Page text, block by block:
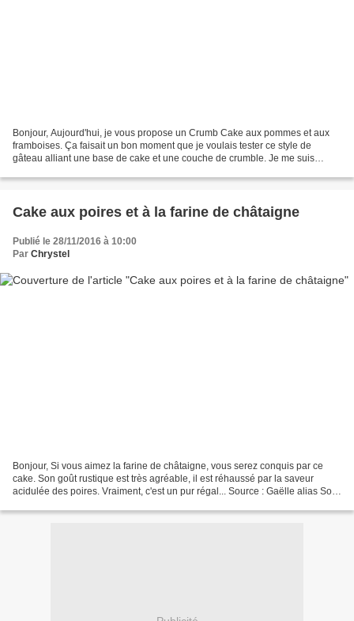
Bonjour, Aujourd'hui, je vous propose un Crumb Cake aux pommes et aux
framboises. Ça faisait un bon moment que je voulais tester ce style de
gâteau alliant une base de cake et une couche de crumble. Je me suis
Cake aux poires et à la farine de châtaigne
Publié le 28/11/2016 à 10:00
Par Chrystel
Bonjour, Si vous aimez la farine de châtaigne, vous serez conquis par ce
cake. Son goût rustique est très agréable, il est réhaussé par la saveur
acidulée des poires. Vraiment, c'est un pur régal... Source : Gaëlle alias Sotis